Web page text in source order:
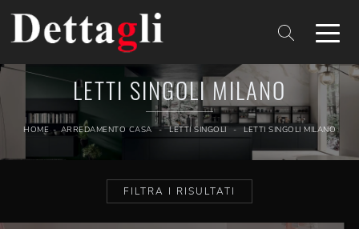
LETTI SINGOLI MILANO
HOME - ARREDAMENTO CASA - LETTI SINGOLI - LETTI SINGOLI MILANO
FILTRA I RISULTATI